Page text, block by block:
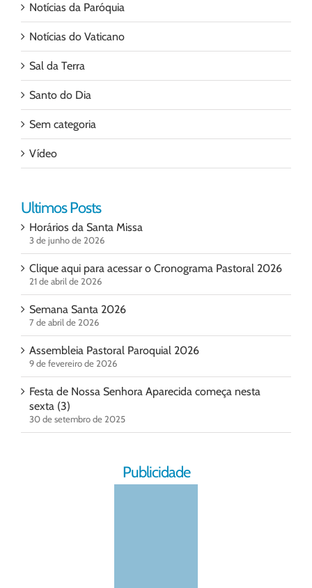
Notícias da Paróquia
Notícias do Vaticano
Sal da Terra
Santo do Dia
Sem categoria
Vídeo
Ultimos Posts
Horários da Santa Missa
3 de junho de 2026
Clique aqui para acessar o Cronograma Pastoral 2026
21 de abril de 2026
Semana Santa 2026
7 de abril de 2026
Assembleia Pastoral Paroquial 2026
9 de fevereiro de 2026
Festa de Nossa Senhora Aparecida começa nesta
sexta (3)
30 de setembro de 2025
Publicidade